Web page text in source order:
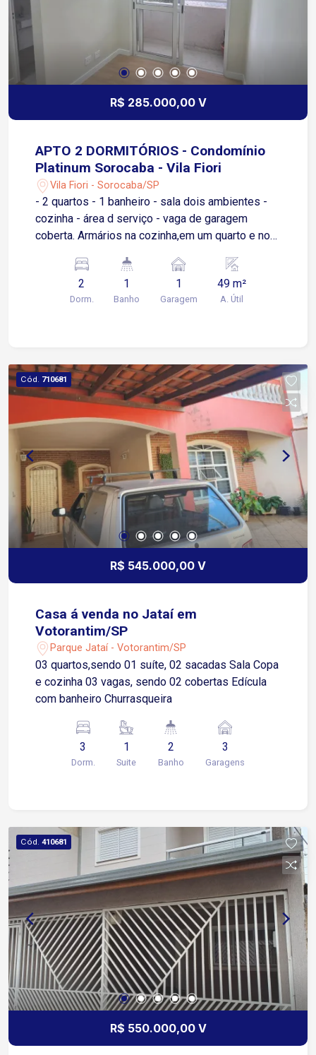
churrascos memoráveis com quem você ama. O
Condomínio Vila Grimaldi oferece toda a
segurança e tranquilidade que você e sua família
merecem. É a oportunidade ideal para quem
busca qualidade de vida em uma região
valorizada de Sorocaba
R$ 285.000,00 V
APTO 2 DORMITÓRIOS - Condomínio
Platinum Sorocaba - Vila Fiori
Vila Fiori - Sorocaba/SP
- 2 quartos - 1 banheiro - sala dois ambientes -
cozinha - área d serviço - vaga de garagem
coberta. Armários na cozinha,em um quarto e no
fechadura eletrônica, iluminação completa, sanca
de gesso na sala. Área de lazer no condomínio:
piscina/churrasqueira completa/salão de
2
Dorm.
1
Banho
1
Garagem
49 m²
A. Útil
Cód. 710681
R$ 545.000,00 V
Casa á venda no Jataí em
Votorantim/SP
Parque Jataí - Votorantim/SP
03 quartos,sendo 01 suíte, 02 sacadas Sala Copa
e cozinha 03 vagas, sendo 02 cobertas Edícula
com banheiro Churrasqueira
3
Dorm.
1
Suite
2
Banho
3
Garagens
Cód. 410681
R$ 550.000,00 V